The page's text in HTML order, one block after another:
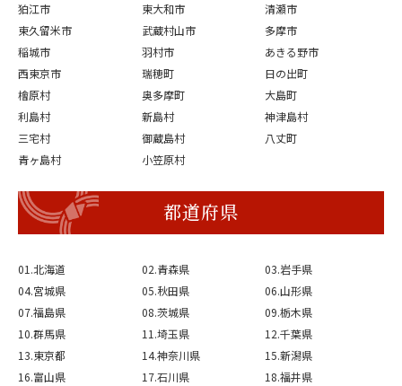
狛江市
東大和市
清瀬市
東久留米市
武蔵村山市
多摩市
稲城市
羽村市
あきる野市
西東京市
瑞穂町
日の出町
檜原村
奥多摩町
大島町
利島村
新島村
神津島村
三宅村
御蔵島村
八丈町
青ヶ島村
小笠原村
都道府県
01.北海道 02.青森県
03.岩手県
04.宮城県
05.秋田県
06.山形県
07.福島県
08.茨城県
09.栃木県
10.群馬県
11.埼玉県
12.千葉県
13.東京都
14.神奈川県
15.新潟県
16.富山県
17.石川県
18.福井県